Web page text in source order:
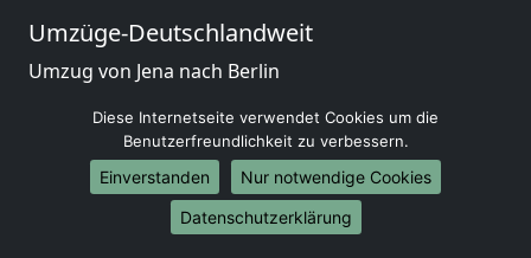
Umzüge-Deutschlandweit
Umzug von Jena nach Berlin
Umzug von Jena nach München
Umzug von Jena nach Köln
Umzug von Jena nach Frankfurt am Main
Umzug von Jena nach Stuttgart
Umzug von Jena nach Düsseldorf
Diese Internetseite verwendet Cookies um die
Benutzerfreundlichkeit zu verbessern.
Einverstanden
Nur notwendige Cookies
Datenschutzerklärung